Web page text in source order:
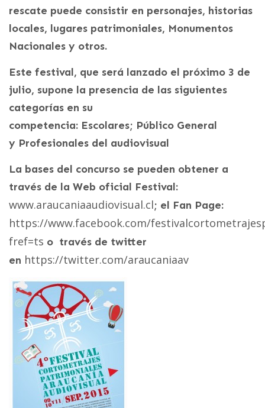
rescate puede consistir en personajes, historias
locales, lugares patrimoniales, Monumentos
Nacionales y otros.
Este festival, que será lanzado el próximo 3 de
julio, supone la presencia de las siguientes
categorías en su
competencia: Escolares; Público General
y Profesionales del audiovisual
La bases del concurso se pueden obtener a
través de la Web oficial Festival:
www.araucaniaaudiovisual.cl; el Fan Page:
https://www.facebook.com/
fref=ts o través de twitter
en https://twitter.com/araucaniaav